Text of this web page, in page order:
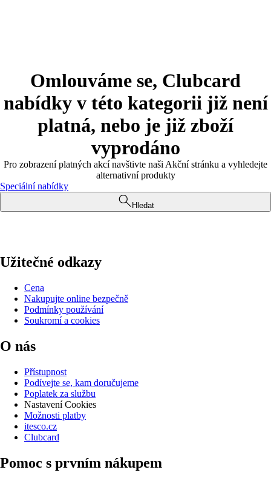
Omlouváme se, Clubcard
nabídky v této kategorii již není
platná, nebo je již zboží
vyprodáno
Pro zobrazení platných akcí navštivte naši Akční stránku a vyhledejte
alternativní produkty
Speciální nabídky
Hledat
Užitečné odkazy
Cena
Nakupujte online bezpečně
Podmínky používání
Soukromí a cookies
O nás
Přístupnost
Podívejte se, kam doručujeme
Poplatek za službu
Nastavení Cookies
Možnosti platby
itesco.cz
Clubcard
Pomoc s prvním nákupem